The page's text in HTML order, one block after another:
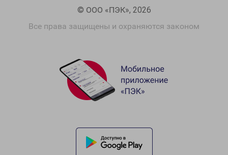
© ООО «ПЭК», 2026
Все права защищены и охраняются законом